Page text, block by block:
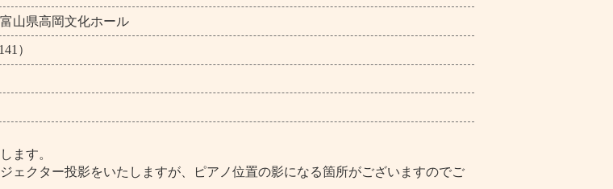
山県高岡文化ホール
）
ます。
ェクター投影をいたしますが、ピアノ位置の影になる箇所がございますのでご